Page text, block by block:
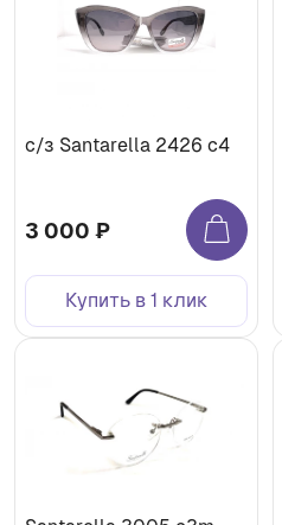
с/з Santarella 2426 c4
3 000 ₽
Купить в 1 клик